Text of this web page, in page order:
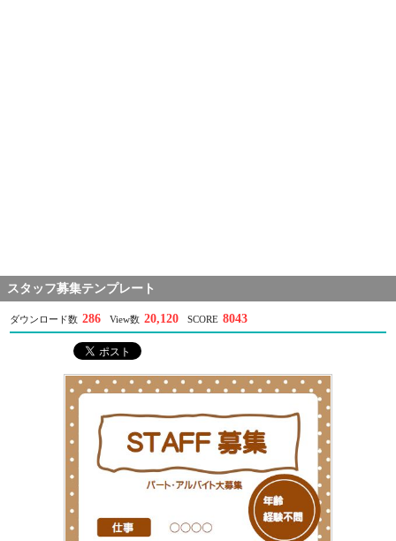
スタッフ募集テンプレート
ダウンロード数 286 View数 20,120 SCORE 8043